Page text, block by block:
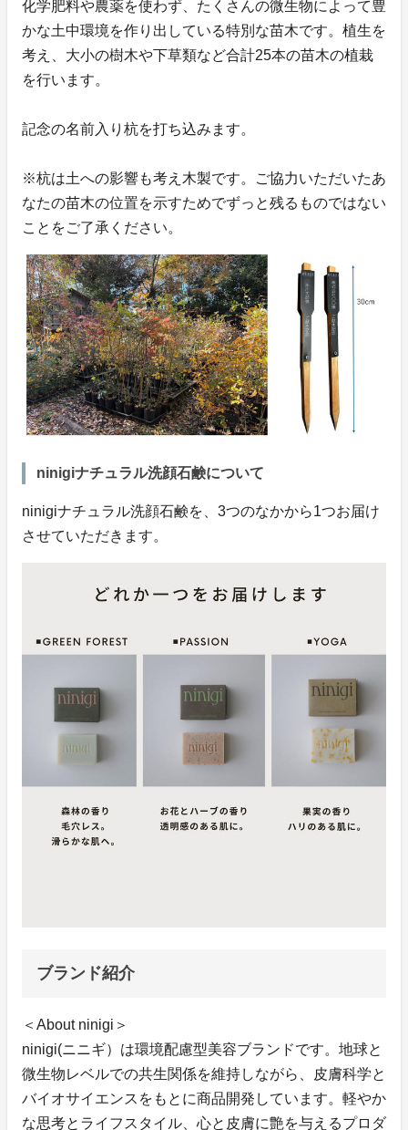
化学肥料や農薬を使わず、たくさんの微生物によって豊
かな土中環境を作り出している特別な苗木です。植生を
考え、大小の樹木や下草類など合計25本の苗木の植栽
を行います。
記念の名前入り杭を打ち込みます。
※杭は土への影響も考え木製です。ご協力いただいたあ
なたの苗木の位置を示すためでずっと残るものではない
ことをご了承ください。
ninigiナチュラル洗顔石鹸について
ninigiナチュラル洗顔石鹸を、3つのなかから1つお届け
させていただきます。
ブランド紹介
＜About ninigi＞
ninigi(ニニギ）は環境配慮型美容ブランドです。地球と
微生物レベルでの共生関係を維持しながら、皮膚科学と
バイオサイエンスをもとに商品開発しています。軽やか
な思考とライフスタイル、心と皮膚に艶を与えるプロダ